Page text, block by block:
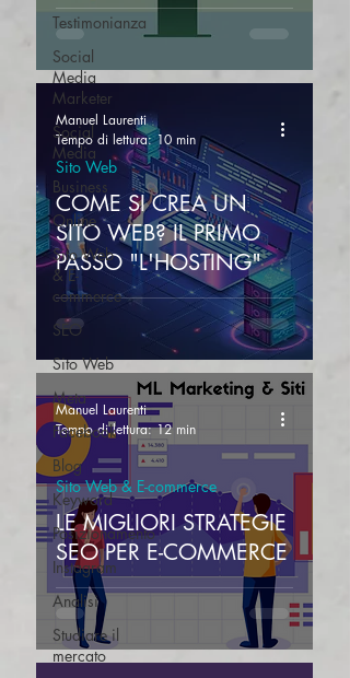
Testimonianza
Social
Media
Marketer
Social
Media
Business
Online
Sito Web
& E-
commerce
SEO
Sito Web
Meta
Facebook
Blog
Keyword
Posizionamento
Instagram
Analisi
Studiare il
mercato
COME SI CREA UN
SITO WEB? IL PRIMO
PASSO "L'HOSTING"
Sito Web
Manuel Laurenti
Tempo di lettura: 10 min
LE MIGLIORI STRATEGIE
SEO PER E-COMMERCE
Sito Web & E-commerce
Manuel Laurenti
Tempo di lettura: 12 min